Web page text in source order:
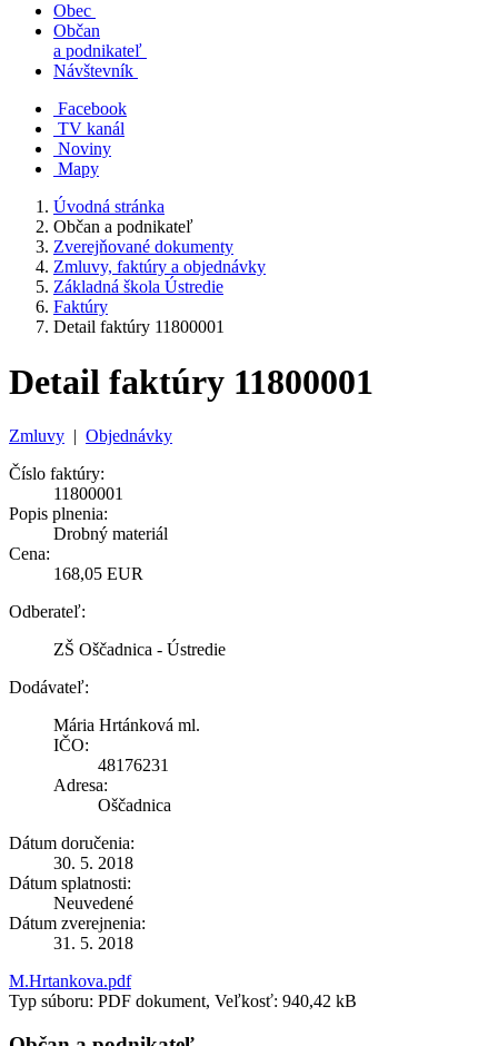
Obec
Občan
a podnikateľ
Návštevník
Facebook
TV kanál
Noviny
Mapy
Úvodná stránka
Občan a podnikateľ
Zverejňované dokumenty
Zmluvy, faktúry a objednávky
Základná škola Ústredie
Faktúry
Detail faktúry 11800001
Detail faktúry 11800001
Zmluvy | Objednávky
Číslo faktúry:
11800001
Popis plnenia:
Drobný materiál
Cena:
168,05 EUR
Odberateľ:
ZŠ Oščadnica - Ústredie
Dodávateľ:
Mária Hrtánková ml.
IČO:
48176231
Adresa:
Oščadnica
Dátum doručenia:
30. 5. 2018
Dátum splatnosti:
Neuvedené
Dátum zverejnenia:
31. 5. 2018
M.Hrtankova.pdf
Typ súboru: PDF dokument, Veľkosť: 940,42 kB